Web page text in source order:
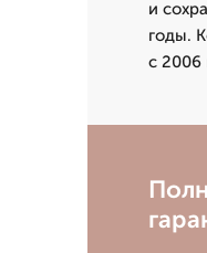
и
годы.
с 2006